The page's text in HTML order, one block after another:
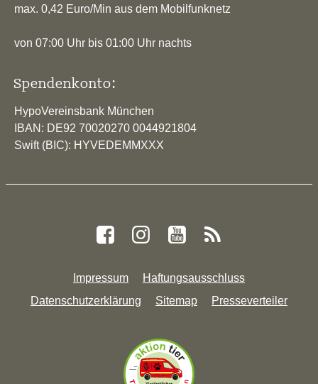
max. 0,42 Euro/Min aus dem Mobilfunknetz
von 07:00 Uhr bis 01:00 Uhr nachts
Spendenkonto:
HypoVereinsbank München
IBAN: DE92 70020270 0044921804
Swift (BIC): HYVEDEMMXXX
Impressum
Haftungsausschluss
Datenschutzerklärung
Sitemap Presseverteiler